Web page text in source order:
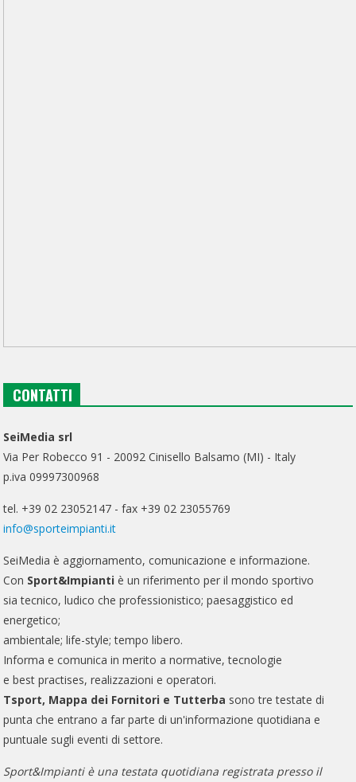
CONTATTI
SeiMedia srl
Via Per Robecco 91 - 20092 Cinisello Balsamo (MI) - Italy
p.iva 09997300968
tel. +39 02 23052147 - fax +39 02 23055769
info@sporteimpianti.it
SeiMedia è aggiornamento, comunicazione e informazione.
Con Sport&Impianti è un riferimento per il mondo sportivo
sia tecnico, ludico che professionistico; paesaggistico ed
energetico;
ambientale; life-style; tempo libero.
Informa e comunica in merito a normative, tecnologie
e best practises, realizzazioni e operatori.
Tsport, Mappa dei Fornitori e Tutterba sono tre testate di
punta che entrano a far parte di un'informazione quotidiana e
puntuale sugli eventi di settore.
Sport&Impianti è una testata quotidiana registrata presso il